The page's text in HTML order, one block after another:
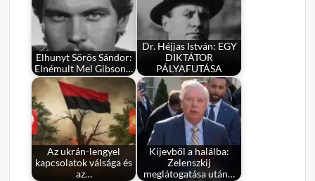
Elhunyt Sörös Sándor:
Elnémult Mel Gibson…
Dr. Héjjas István: EGY
DIKTÁTOR
PÁLYAFUTÁSA
Az ukrán-lengyel
kapcsolatok válsága és
az…
Kijevből a halálba:
Zelenszkij
meglátogatása után…